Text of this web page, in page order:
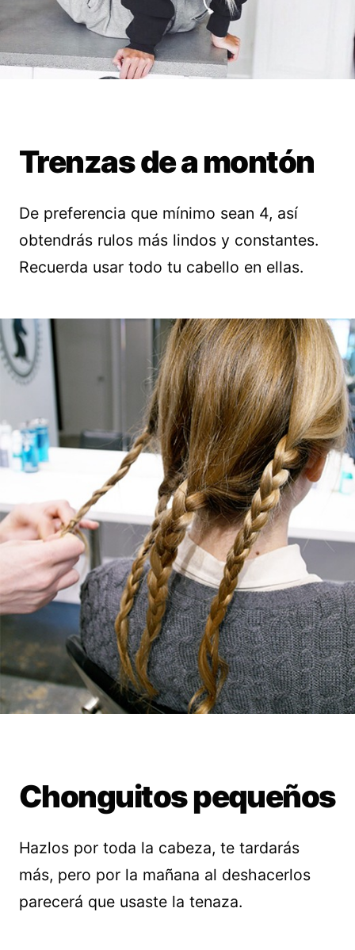
Trenzas de a montón
De preferencia que mínimo sean 4, así
obtendrás rulos más lindos y constantes.
Recuerda usar todo tu cabello en ellas.
Chonguitos pequeños
Hazlos por toda la cabeza, te tardarás
más, pero por la mañana al deshacerlos
parecerá que usaste la tenaza.